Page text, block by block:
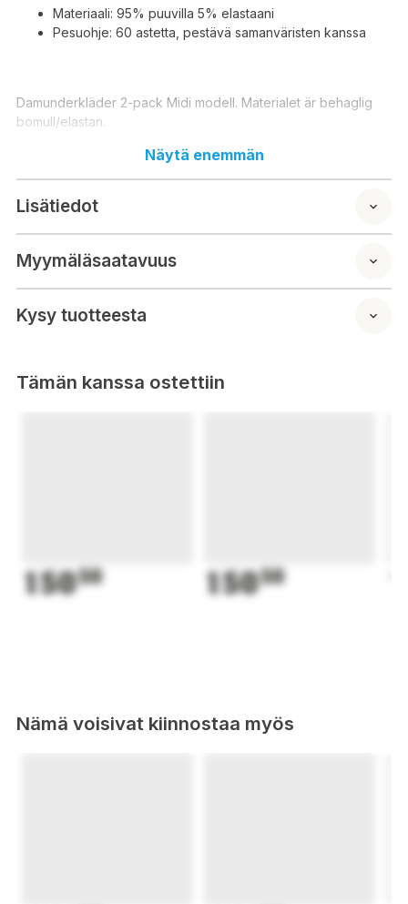
Materiaali: 95% puuvilla 5% elastaani
Pesuohje: 60 astetta, pestävä samanväristen kanssa
Damunderkläder 2-pack Midi modell. Materialet är behaglig
bomull/elastan.
Material: 95% bomull 5% elastan
Näytä enemmän
Lisätiedot
Myymäläsaatavuus
Kysy tuotteesta
Tämän kanssa ostettiin
15050 15050
Nämä voisivat kiinnostaa myös